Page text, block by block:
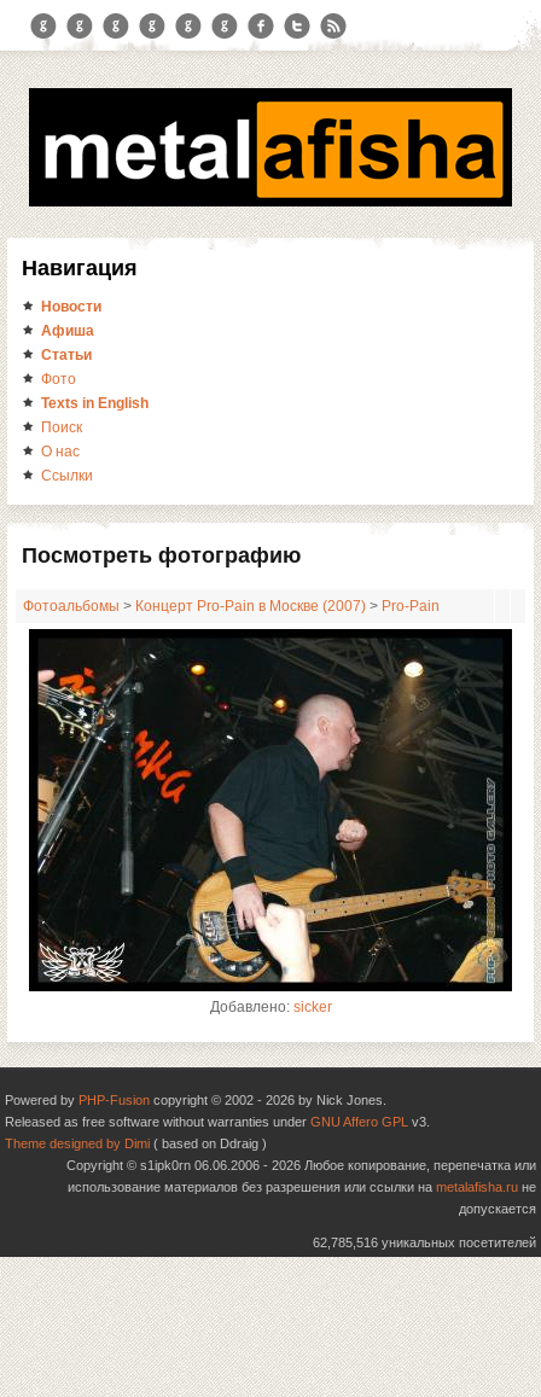
Навигация
Новости
Афиша
Статьи
Фото
Texts in English
Поиск
О нас
Ссылки
Посмотреть фотографию
Фотоальбомы > Концерт Pro-Pain в Москве (2007) > Pro-Pain
Добавлено: sicker
Powered by PHP-Fusion copyright © 2002 - 2026 by Nick Jones.
Released as free software without warranties under GNU Affero GPL v3.
Theme designed by Dimi ( based on Ddraig )
Copyright © s1ipk0rn 06.06.2006 - 2026 Любое копирование, перепечатка или
использование материалов без разрешения или ссылки на metalafisha.ru не
допускается
62,785,516 уникальных посетителей